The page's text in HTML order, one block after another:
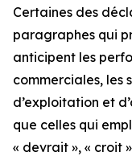
Certaines des
paragraphes qui
anticipent les
commerciales, les
d’exploitation et
que celles qui
« devrait », « croit